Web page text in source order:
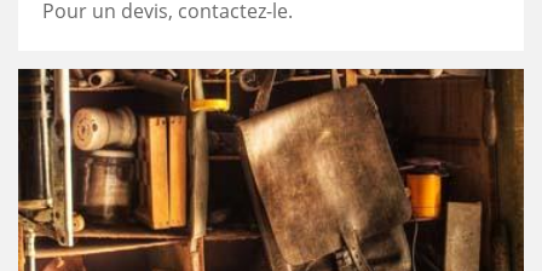
Pour un devis, contactez-le.